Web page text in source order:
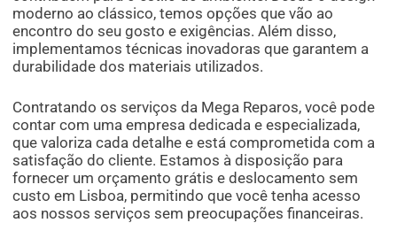
moderno ao clássico, temos opções que vão ao
encontro do seu gosto e exigências. Além disso,
implementamos técnicas inovadoras que garantem a
durabilidade dos materiais utilizados.
Contratando os serviços da Mega Reparos, você pode
contar com uma empresa dedicada e especializada,
que valoriza cada detalhe e está comprometida com a
satisfação do cliente. Estamos à disposição para
fornecer um orçamento grátis e deslocamento sem
custo em Lisboa, permitindo que você tenha acesso
aos nossos serviços sem preocupações financeiras.